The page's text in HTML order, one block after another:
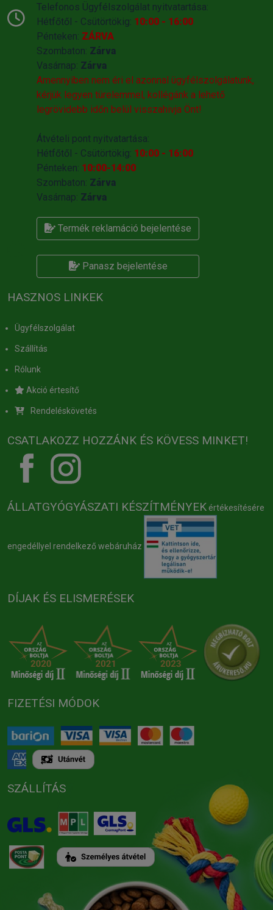
Telefonos Ügyfélszolgálat nyitvatartása:
Hétfőtől - Csütörtökig: 10:00 - 16:00
Pénteken: ZÁRVA
Szombaton: Zárva
Vasárnap: Zárva
Amennyiben nem éri el azonnal ügyfélszolgálatunk,
kérjük legyen türelemmel, kollégánk a lehető
legrövidebb időn belül visszahivja Önt!
Átvételi pont nyitvatartása:
Hétfőtől - Csütörtökig: 10:00 - 16:00
Pénteken: 10:00-14:00
Szombaton: Zárva
Vasárnap: Zárva
Termék reklamáció bejelentése
Panasz bejelentése
HASZNOS LINKEK
Ügyfélszolgálat
Szállítás
Rólunk
Akció értesítő
Rendeléskövetés
CSATLAKOZZ HOZZÁNK ÉS KÖVESS MINKET!
ÁLLATGYÓGYÁSZATI KÉSZÍTMÉNYEK értékesítésére
engedéllyel rendelkező webáruház
DÍJAK ÉS ELISMERÉSEK
FIZETÉSI MÓDOK
SZÁLLÍTÁS